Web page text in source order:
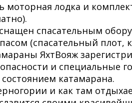
моторная лодка и
спасательным
(спасательный плот,
ЯхтВояж
и специальные
катамарана.
и как там